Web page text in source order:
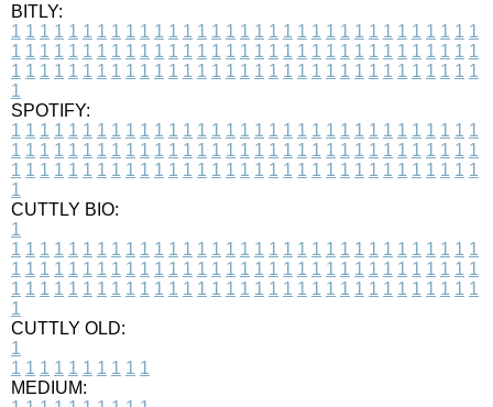
BITLY:
1 1 1 1 1 1 1 1 1 1 1 1 1 1 1 1 1 1 1 1 1 1 1 1 1 1 1 1 1 1 1 1 1
1 1 1 1 1 1 1 1 1 1 1 1 1 1 1 1 1 1 1 1 1 1 1 1 1 1 1 1 1 1 1 1 1
1 1 1 1 1 1 1 1 1 1 1 1 1 1 1 1 1 1 1 1 1 1 1 1 1 1 1 1 1 1 1 1 1
1
SPOTIFY:
1 1 1 1 1 1 1 1 1 1 1 1 1 1 1 1 1 1 1 1 1 1 1 1 1 1 1 1 1 1 1 1 1
1 1 1 1 1 1 1 1 1 1 1 1 1 1 1 1 1 1 1 1 1 1 1 1 1 1 1 1 1 1 1 1 1
1 1 1 1 1 1 1 1 1 1 1 1 1 1 1 1 1 1 1 1 1 1 1 1 1 1 1 1 1 1 1 1 1
1
CUTTLY BIO:
1
1 1 1 1 1 1 1 1 1 1 1 1 1 1 1 1 1 1 1 1 1 1 1 1 1 1 1 1 1 1 1 1 1
1 1 1 1 1 1 1 1 1 1 1 1 1 1 1 1 1 1 1 1 1 1 1 1 1 1 1 1 1 1 1 1 1
1 1 1 1 1 1 1 1 1 1 1 1 1 1 1 1 1 1 1 1 1 1 1 1 1 1 1 1 1 1 1 1 1
1
CUTTLY OLD:
1
1 1 1 1 1 1 1 1 1 1
MEDIUM: